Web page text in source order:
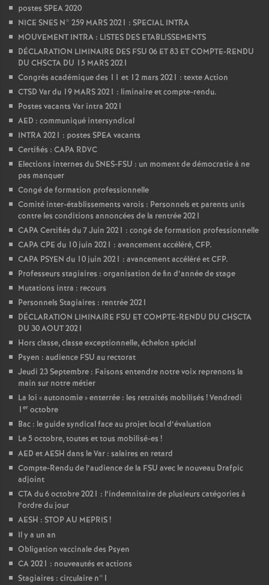
postes SPEA 2020
NICE SNES N° 259 MARS 2021 : SPECIAL INTRA
MOUVEMENT INTRA : LISTES DES ETABLISSEMENTS
DÉCLARATION LIMINAIRE DES FSU 06 ET 83 ET COMPTE-RENDU
DU CHSCTA DU 15 MARS 2021
Congrès académique des 11 et 12 mars 2021 : texte Action
CTSD Var du 19 MARS 2021 : liminaire et compte-rendu.
Postes vacants Var intra 2021
AED : communiqué intersyndical
INTRA 2021 : postes SPEA vacants
Certifiés : CAPA RDVC
Elections internes du SNES-FSU : un moment de démocratie à ne
pas manquer
Congé de formation professionnelle
Comité inter-établissements varois : Personnels et parents unis
contre les conditions annoncées de la rentrée 2021
CAPA Certifiés du 7 Juin 2021 : congé de formation professionnelle
CAPA CPE du 10 juin 2021 : avancement accéléré, CFP.
CAPA PSYEN du 10 juin 2021 : avancement accéléré et CFP.
Professeurs stagiaires : organisation de fin d’année de stage
Mutations intra : recours
Personnels Stagiaires : rentrée 2021
DÉCLARATION LIMINAIRE FSU ET COMPTE-RENDU DU CHSCTA
DU 30 AOUT 2021
Hors classe, classe exceptionnelle, échelon spécial
Psyen : audience FSU au rectorat
Jeudi 23 Septembre : Faisons entendre notre voix reprenons la
main sur notre métier
La loi «autonomie» enterrée : les retraités mobilisés ! Vendredi
1 er octobre
Bac : le guide syndical face au projet local d’évaluation
Le 5 octobre, toutes et tous mobilisé-es !
AED et AESH dans le Var : salaires en retard
Compte-Rendu de l’audience de la FSU avec le nouveau Drafpic
adjoint
CTA du 6 octobre 2021 : l’indemnitaire de plusieurs catégories à
l’ordre du jour
AESH : STOP AU MEPRIS!
Il y a un an
Obligation vaccinale des Psyen
CA 2021 : nouveautés et actions
Stagiaires : circulaire n°1